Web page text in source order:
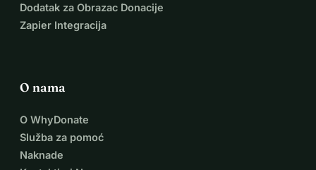
Dodatak za Obrazac Donacije
Zapier Integracija
O nama
O WhyDonate
Služba za pomoć
Naknade